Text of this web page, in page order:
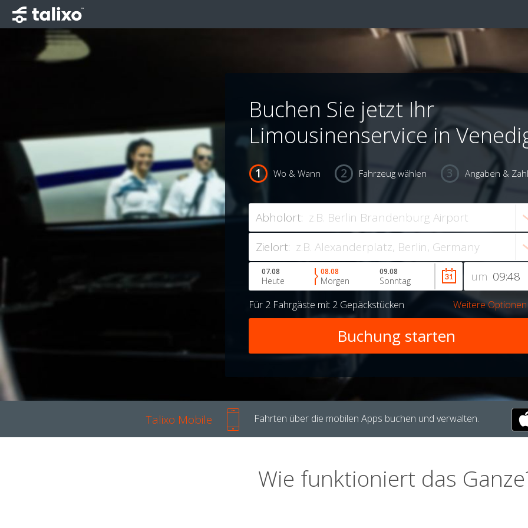
Buchen Sie jetzt Ihr
Limousinenservice in
Wo & Wann Fahrzeug wählen Angaben &
Abholort:
Zielort:
um
07.08
Heute
08.08
Morgen
09.08
Sonntag
Für 2 Fahrgäste mit 2 Gepäckstücken Weitere Optionen
Talixo Mobile Fahrten über die mobilen Apps buchen und verwalten.
Wie funktioniert das